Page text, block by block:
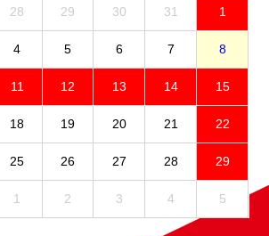
28 29 30 31 1
4 5 6 7 8
11 12 13 14 15
18 19 20 21 22
25 26 27 28 29
1 2 3 4 5